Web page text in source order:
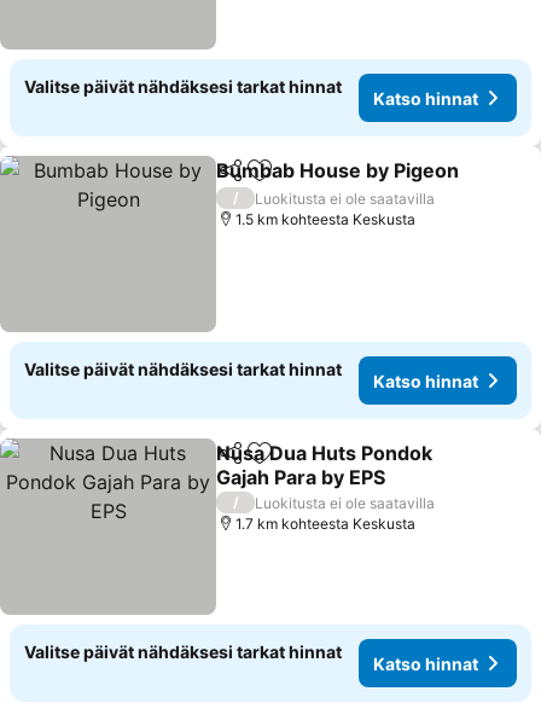
Valitse päivät nähdäksesi tarkat hinnat
Katso hinnat
Jaa Lisää suosikkeihin
Bumbab House by Pigeon
/
Luokitusta ei ole saatavilla
1.5 km kohteesta Keskusta
Valitse päivät nähdäksesi tarkat hinnat
Katso hinnat
Jaa Lisää suosikkeihin
Nusa Dua Huts Pondok
Gajah Para by EPS
/
Luokitusta ei ole saatavilla
1.7 km kohteesta Keskusta
Valitse päivät nähdäksesi tarkat hinnat
Katso hinnat